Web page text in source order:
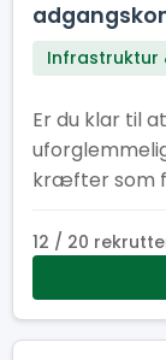
Infrastruktur
Er du klar til
kræfter som
12 / 20